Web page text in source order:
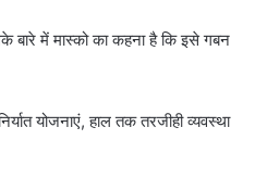
बारे में मास्को का कहना है कि इसे गबन
योजनाएं, हाल तक तरजीही व्यवस्था